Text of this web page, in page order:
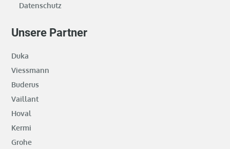
Datenschutz
Unsere Partner
Duka
Viessmann
Buderus
Vaillant
Hoval
Kermi
Grohe